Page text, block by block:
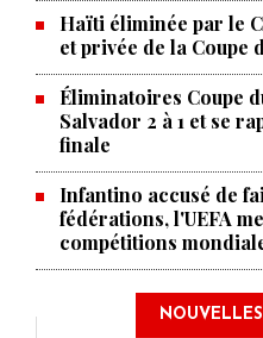
Haïti éliminée par le
et privée de la Coupe
Éliminatoires Coupe
Salvador 2 à 1 et se
finale
Infantino accusé de
fédérations, l'UEFA
compétitions